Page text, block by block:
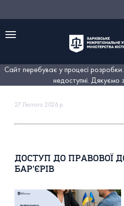
Меню
Сайт перебуває у процесі
недоступні. Дякуємо
27 Лютого 2026 р.
ДОСТУП ДО ПРАВОВОЇ
БАР’ЄРІВ